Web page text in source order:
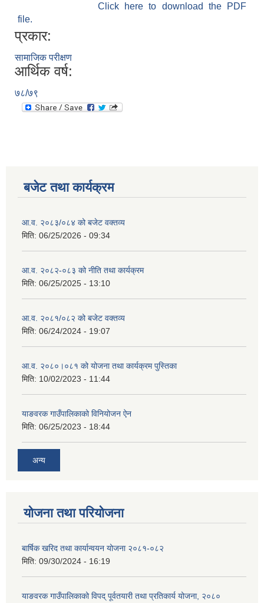
Click here to download the PDF
file.
प्रकार:
सामाजिक परीक्षण
आर्थिक वर्ष:
७८/७९
बजेट तथा कार्यक्रम
आ.व. २०८३/०८४ को बजेट वक्तव्य
मिति: 06/25/2026 - 09:34
आ.व. २०८२-०८३ को नीति तथा कार्यक्रम
मिति: 06/25/2025 - 13:10
आ.व. २०८१/०८२ को बजेट वक्तव्य
मिति: 06/24/2024 - 19:07
आ.व. २०८०।०८१ को योजना तथा कार्यक्रम पुस्तिका
मिति: 10/02/2023 - 11:44
याङवरक गाउँपालिकाको विनियोजन ऐन
मिति: 06/25/2023 - 18:44
अन्य
योजना तथा परियोजना
बार्षिक खरिद तथा कार्यान्वयन योजना २०८१-०८२
मिति: 09/30/2024 - 16:19
याङवरक गाउँपालिकाको विपद् पूर्वतयारी तथा प्रतिकार्य योजना, २०८०